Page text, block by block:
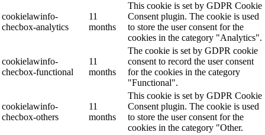
cookielawinfo-
checbox-analytics
11
months
This cookie is set by GDPR Cookie
Consent plugin. The cookie is used
to store the user consent for the
cookies in the category "Analytics".
cookielawinfo-
checbox-functional
11
months
The cookie is set by GDPR cookie
consent to record the user consent
for the cookies in the category
"Functional".
cookielawinfo-
checbox-others
11
months
This cookie is set by GDPR Cookie
Consent plugin. The cookie is used
to store the user consent for the
cookies in the category "Other.